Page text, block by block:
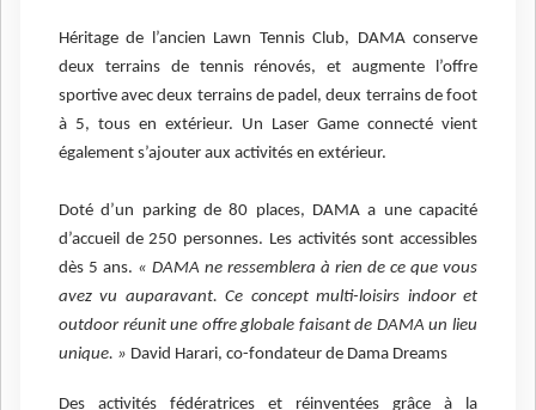
Héritage de l’ancien Lawn Tennis Club, DAMA conserve
deux terrains de tennis rénovés, et augmente l’offre
sportive avec deux terrains de padel, deux terrains de foot
à 5, tous en extérieur. Un Laser Game connecté vient
également s’ajouter aux activités en extérieur.
Doté d’un parking de 80 places, DAMA a une capacité
d’accueil de 250 personnes. Les activités sont accessibles
dès 5 ans. « DAMA ne ressemblera à rien de ce que vous
avez vu auparavant. Ce concept multi-loisirs indoor et
outdoor réunit une offre globale faisant de DAMA un lieu
unique. » David Harari, co-fondateur de Dama Dreams
Des activités fédératrices et réinventées grâce à la